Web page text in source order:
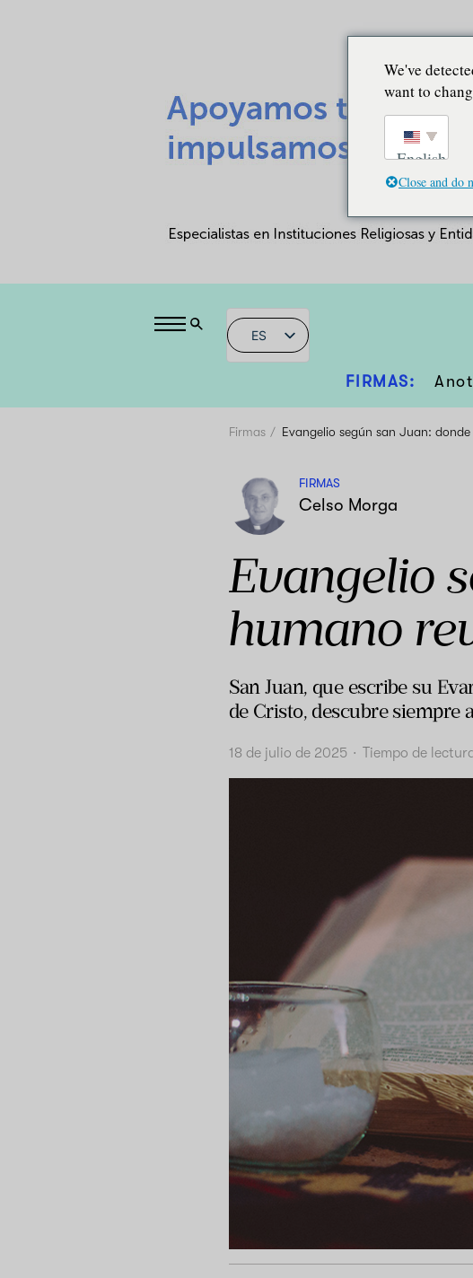
ES
FIRMAS:
Firmas Evangelio según san Juan:
FIRMAS
Celso Morga
Evangelio
humano
San Juan, que escribe su
de Cristo, descubre
18 de julio de 2025 · Tiempo de
We've
want to
English
Close and do